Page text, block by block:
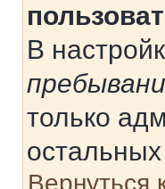
В
только
Вернуться